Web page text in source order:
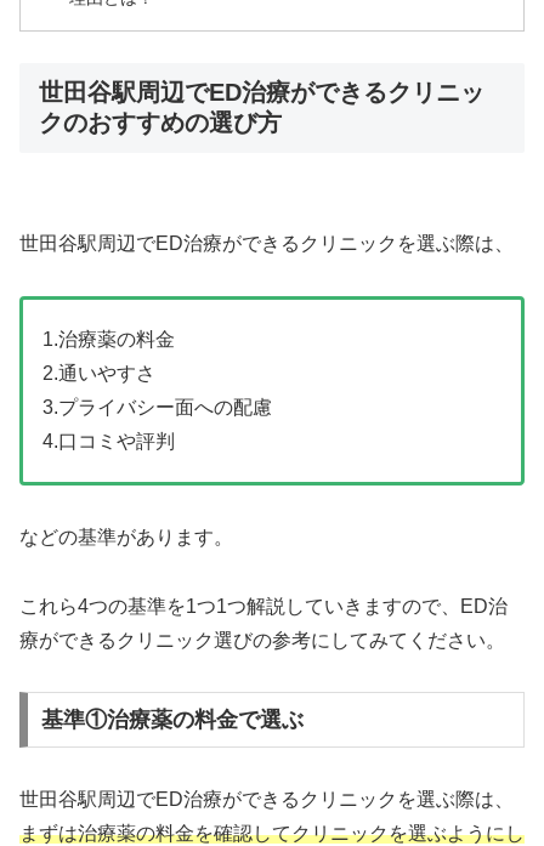
世田谷駅周辺でED治療ができるクリニッ
クのおすすめの選び方
世田谷駅周辺でED治療ができるクリニックを選ぶ際は、
1.治療薬の料金
2.通いやすさ
3.プライバシー面への配慮
4.口コミや評判
などの基準があります。
これら4つの基準を1つ1つ解説していきますので、ED治
療ができるクリニック選びの参考にしてみてください。
基準①治療薬の料金で選ぶ
世田谷駅周辺でED治療ができるクリニックを選ぶ際は、
まずは治療薬の料金を確認してクリニックを選ぶようにし